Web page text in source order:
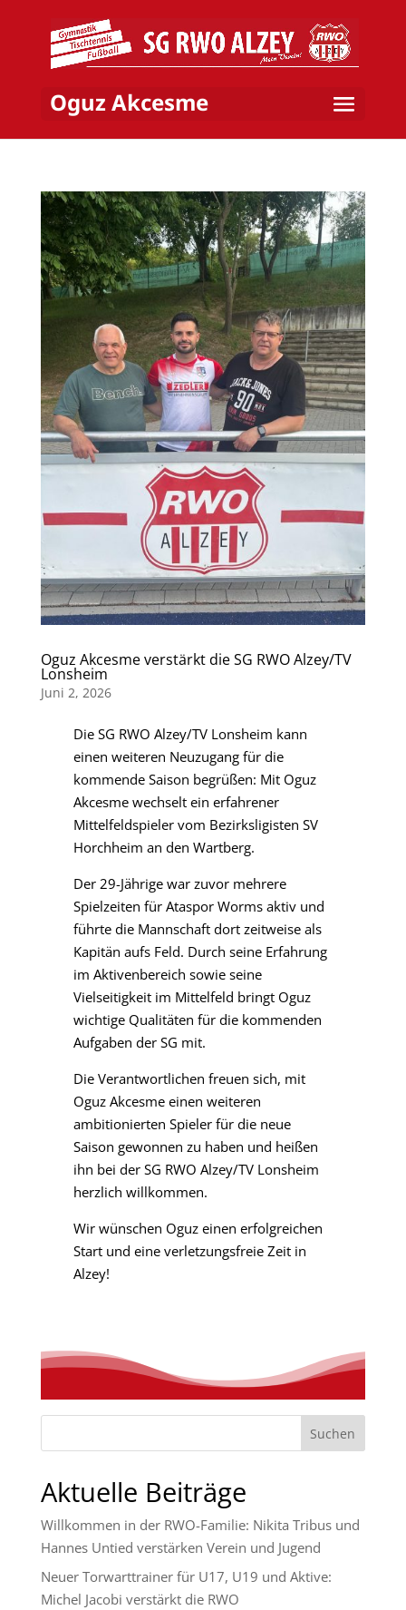
Oguz Akcesme
Oguz Akcesme verstärkt die SG RWO Alzey/TV
Lonsheim
Juni 2, 2026
Die SG RWO Alzey/TV Lonsheim kann
einen weiteren Neuzugang für die
kommende Saison begrüßen: Mit Oguz
Akcesme wechselt ein erfahrener
Mittelfeldspieler vom Bezirksligisten SV
Horchheim an den Wartberg.
Der 29-Jährige war zuvor mehrere
Spielzeiten für Ataspor Worms aktiv und
führte die Mannschaft dort zeitweise als
Kapitän aufs Feld. Durch seine Erfahrung
im Aktivenbereich sowie seine
Vielseitigkeit im Mittelfeld bringt Oguz
wichtige Qualitäten für die kommenden
Aufgaben der SG mit.
Die Verantwortlichen freuen sich, mit
Oguz Akcesme einen weiteren
ambitionierten Spieler für die neue
Saison gewonnen zu haben und heißen
ihn bei der SG RWO Alzey/TV Lonsheim
herzlich willkommen.
Wir wünschen Oguz einen erfolgreichen
Start und eine verletzungsfreie Zeit in
Alzey!
Suchen
Aktuelle Beiträge
Willkommen in der RWO-Familie: Nikita Tribus und
Hannes Untied verstärken Verein und Jugend
Neuer Torwarttrainer für U17, U19 und Aktive:
Michel Jacobi verstärkt die RWO